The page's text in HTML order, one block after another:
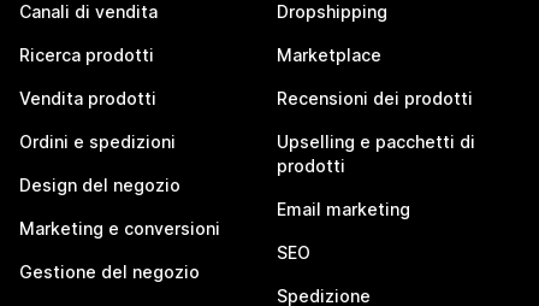
Canali di vendita
Ricerca prodotti
Vendita prodotti
Ordini e spedizioni
Design del negozio
Marketing e conversioni
Gestione del negozio
Dropshipping
Marketplace
Recensioni dei prodotti
Upselling e pacchetti di
prodotti
Email marketing
SEO
Spedizione